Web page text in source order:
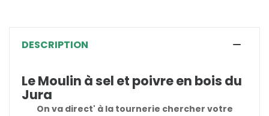
DESCRIPTION
Le Moulin à sel et poivre en bois du
Jura
On va direct' à la tournerie chercher votre